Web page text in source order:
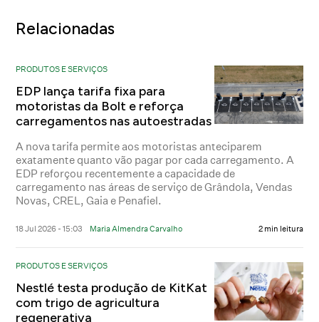
Relacionadas
PRODUTOS E SERVIÇOS
EDP lança tarifa fixa para
motoristas da Bolt e reforça
carregamentos nas autoestradas
A nova tarifa permite aos motoristas anteciparem
exatamente quanto vão pagar por cada carregamento. A
EDP reforçou recentemente a capacidade de
carregamento nas áreas de serviço de Grândola, Vendas
Novas, CREL, Gaia e Penafiel.
18 Jul 2026 - 15:03 Maria Almendra Carvalho 2 min leitura
PRODUTOS E SERVIÇOS
Nestlé testa produção de KitKat
com trigo de agricultura
regenerativa